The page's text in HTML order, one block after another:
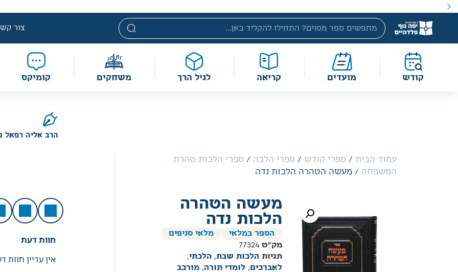
באתר מוצעים מוצרים במחירים נמוכים ומוזלים מהמחיר הקטלוגי. מחירים אלה ניתנים במסגרת מדיניות תמחור מוזלת, ואינם
מוגבלת וע״פ התקנות.
צור
קודש מועדים קריאה לגיל הרך משחקים קומיקס
עמוד הבית / ספרי קודש / ספרי הלכה / ספרי הלכות טהרת
המשפחה / מעשה הטהרה הלכות נדה
מעשה הטהרה
הלכות נדה
הספר במלאי
מלאי סניפים
מק"ט77324
תגיות הלכות שבת, הלכתי,
לאברכים, לומדי תורה, מורכב
הרב אליה רפאל
חוות דעת
אין עדיין חוות